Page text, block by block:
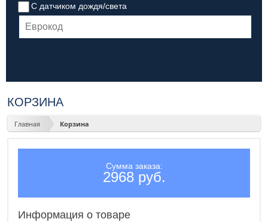
С датчиком дождя/света
КОРЗИНА
Главная Корзина
Сумма заказа:
2968 руб.
Информация о товаре